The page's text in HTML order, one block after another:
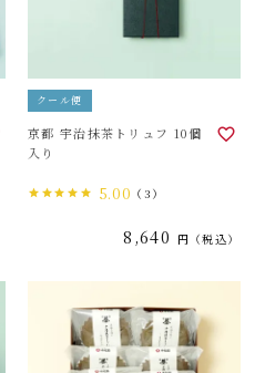
クール便
京都 宇治抹茶トリュフ 10個
入り
5.00 （3）
8,640 税込